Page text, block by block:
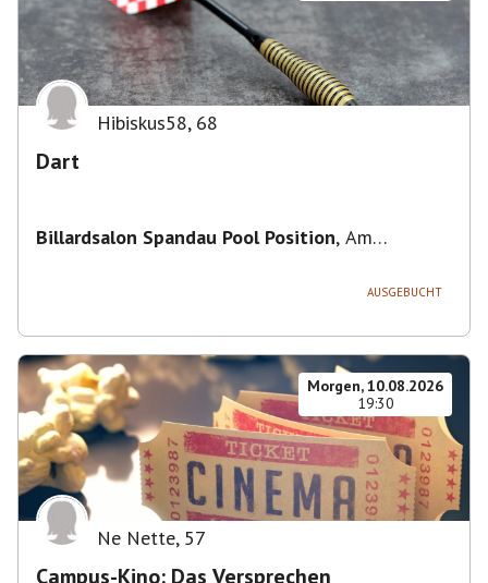
Hibiskus58, 68
Dart
Billardsalon Spandau Pool Position, Am
AUSGEBUCHT
Morgen, 10.08.2026
19:30
Ne Nette, 57
Campus-Kino: Das Versprechen